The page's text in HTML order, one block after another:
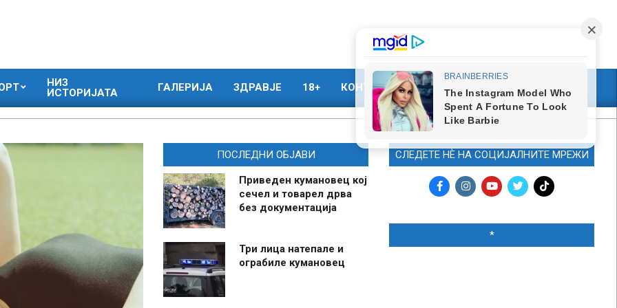
НИЗ
ИСТОРИЈАТА
ГАЛЕРИЈА ЗДРАВЈЕ 18+ КОНТАКТ МАРКЕТИНГ
ПОСЛЕДНИ ОБЈАВИ
Приведен кумановец кој
сечел и товарел дрва
без документација
Три лица натепале и
ограбиле кумановец
СЛЕДЕТЕ НЀ НА СОЦИЈАЛНИТЕ МРЕЖИ
*